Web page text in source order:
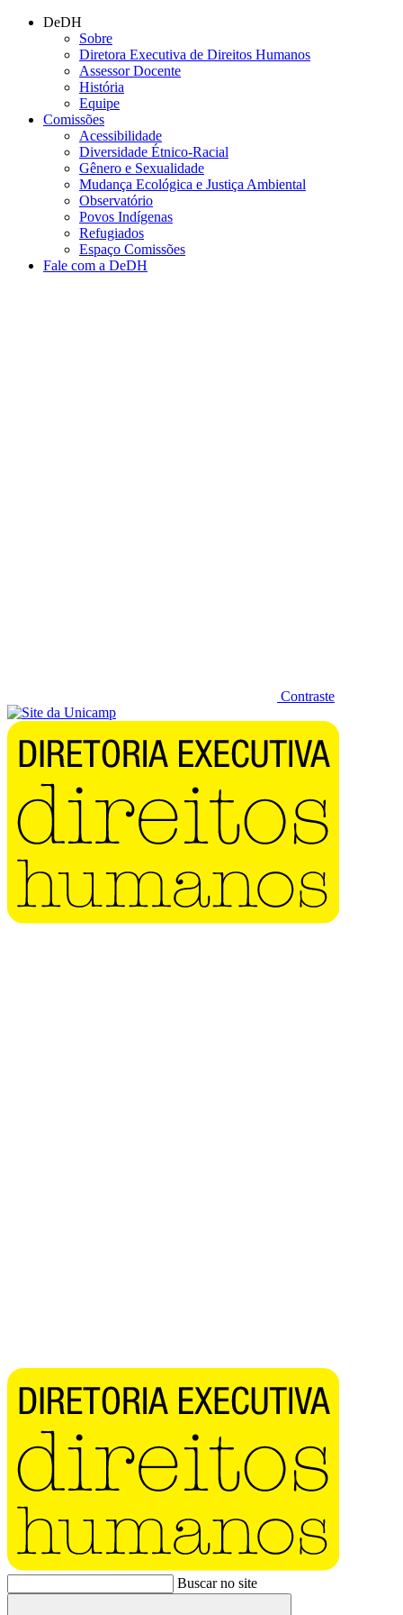
Conteúdo principal
DeDH
Sobre
Diretora Executiva de Direitos Humanos
Assessor Docente
História
Equipe
Comissões
Acessibilidade
Diversidade Étnico-Racial
Gênero e Sexualidade
Mudança Ecológica e Justiça Ambiental
Observatório
Povos Indígenas
Refugiados
Espaço Comissões
Fale com a DeDH
Contraste
Buscar no site